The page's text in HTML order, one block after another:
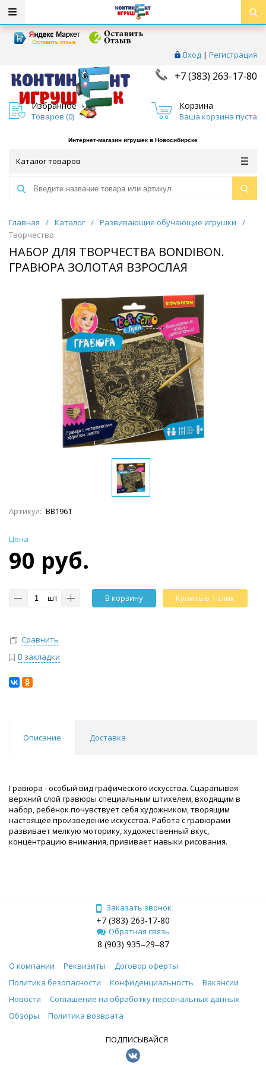
Вход | Регистрация
+7 (383) 263-17-80
Избранное
Товаров (0)
Корзина
Ваша корзина пуста
Интернет-магазин игрушек в Новосибирске
Каталог товаров
Главная / Каталог / Развивающие обучающие игрушки
/
Творчество
НАБОР ДЛЯ ТВОРЧЕСТВА BONDIBON.
ГРАВЮРА ЗОЛОТАЯ ВЗРОСЛАЯ
Артикул: ВВ1961
Цена
90 руб.
шт В корзину Купить в 1 клик
Сравнить
В закладки
Описание Доставка
Гравюра - особый вид графического искусства. Сцарапывая
верхний слой гравюры специальным штихелем, входящим в
набор, ребёнок почувствует себя художником, творящим
настоящее произведение искусства. Работа с гравюрами
развивает мелкую моторику, художественный вкус,
концентрацию внимания, прививает навыки рисования.
Заказать звонок
+7 (383) 263-17-80
Обратная связь
8 (903) 935‒29‒87
О компании Реквизиты
Договор оферты
Политика безопасности
Конфиденциальность
Вакансии
Новости
Соглашение на обработку персональных данных
Обзоры
Политика возврата
ПОДПИСЫВАЙСЯ